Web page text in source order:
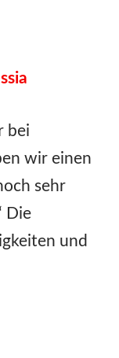
bei
wir einen
sehr
Die
und